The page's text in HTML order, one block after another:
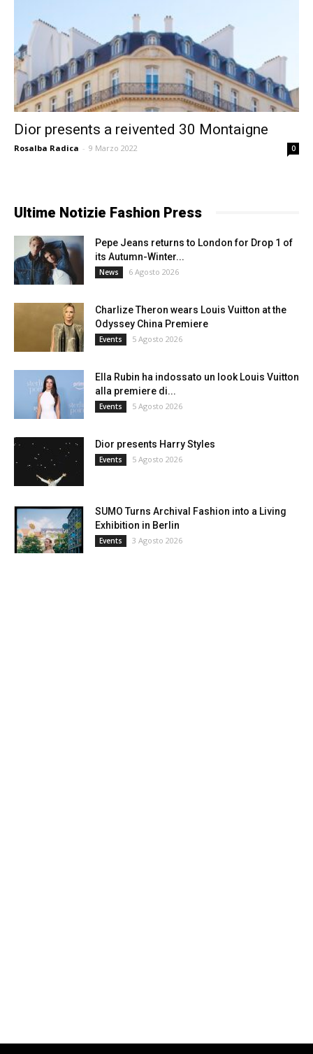
Dior presents a reivented 30 Montaigne
Rosalba Radica - 9 Marzo 2022 0
Ultime Notizie Fashion Press
Pepe Jeans returns to London for Drop 1 of
its Autumn-Winter...
News 6 Agosto 2026
Charlize Theron wears Louis Vuitton at the
Odyssey China Premiere
Events 5 Agosto 2026
Ella Rubin ha indossato un look Louis Vuitton
alla premiere di...
Events 5 Agosto 2026
Dior presents Harry Styles
Events 5 Agosto 2026
SUMO Turns Archival Fashion into a Living
Exhibition in Berlin
Events 3 Agosto 2026